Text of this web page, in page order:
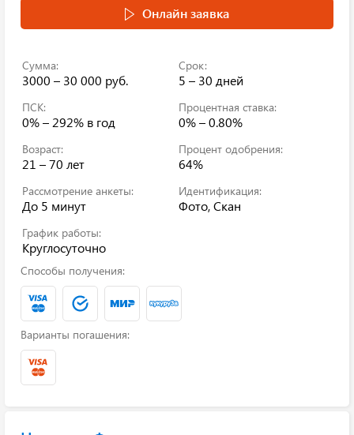
Онлайн заявка
Сумма:
3000 – 30 000 руб.
Срок:
5 – 30 дней
ПСК:
0% – 292% в год
Процентная ставка:
0% – 0.80%
Возраст:
21 – 70 лет
Процент одобрения:
64%
Рассмотрение анкеты:
До 5 минут
Идентификация:
Фото, Скан
График работы:
Круглосуточно
Способы получения:
Варианты погашения: